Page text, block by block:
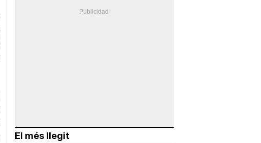
El més llegit